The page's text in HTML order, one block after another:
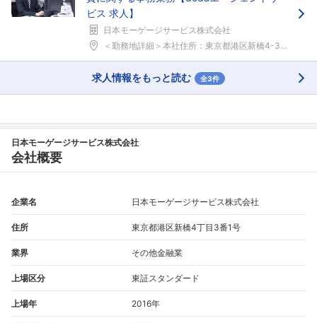
フォローしました
こちらの企業もフォローしませんか？
ビス 求人】
日本モーゲージサービス株式会社
＜勤務地詳細＞本社住所：東京都港区新橋4-3-1 ...
求人情報をもっと読む 全3件
日本モーゲージサービス株式会社
会社概要
企業名 日本モーゲージサービス株式会社
住所 東京都港区新橋4丁目3番1号
業界 その他金融業
上場区分 東証スタンダード
上場年 2016年